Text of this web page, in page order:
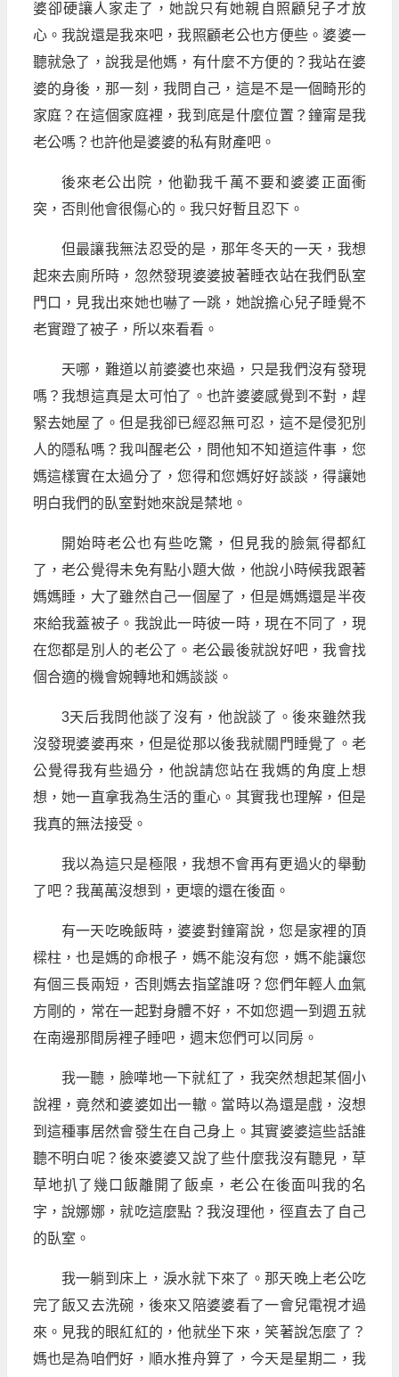
婆卻硬讓人家走了，她說只有她親自照顧兒子才放
心。我說還是我來吧，我照顧老公也方便些。婆婆一
聽就急了，說我是他媽，有什麼不方便的？我站在婆
婆的身後，那一刻，我問自己，這是不是一個畸形的
家庭？在這個家庭裡，我到底是什麼位置？鐘甯是我
老公嗎？也許他是婆婆的私有財產吧。
後來老公出院，他勸我千萬不要和婆婆正面衝
突，否則他會很傷心的。我只好暫且忍下。
但最讓我無法忍受的是，那年冬天的一天，我想
起來去廁所時，忽然發現婆婆披著睡衣站在我們臥室
門口，見我出來她也嚇了一跳，她說擔心兒子睡覺不
老實蹬了被子，所以來看看。
天哪，難道以前婆婆也來過，只是我們沒有發現
嗎？我想這真是太可怕了。也許婆婆感覺到不對，趕
緊去她屋了。但是我卻已經忍無可忍，這不是侵犯別
人的隱私嗎？我叫醒老公，問他知不知道這件事，您
媽這樣實在太過分了，您得和您媽好好談談，得讓她
明白我們的臥室對她來說是禁地。
開始時老公也有些吃驚，但見我的臉氣得都紅
了，老公覺得未免有點小題大做，他說小時候我跟著
媽媽睡，大了雖然自己一個屋了，但是媽媽還是半夜
來給我蓋被子。我說此一時彼一時，現在不同了，現
在您都是別人的老公了。老公最後就說好吧，我會找
個合適的機會婉轉地和媽談談。
3天后我問他談了沒有，他說談了。後來雖然我
沒發現婆婆再來，但是從那以後我就關門睡覺了。老
公覺得我有些過分，他說請您站在我媽的角度上想
想，她一直拿我為生活的重心。其實我也理解，但是
我真的無法接受。
我以為這只是極限，我想不會再有更過火的舉動
了吧？我萬萬沒想到，更壞的還在後面。
有一天吃晚飯時，婆婆對鐘甯說，您是家裡的頂
樑柱，也是媽的命根子，媽不能沒有您，媽不能讓您
有個三長兩短，否則媽去指望誰呀？您們年輕人血氣
方剛的，常在一起對身體不好，不如您週一到週五就
在南邊那間房裡子睡吧，週末您們可以同房。
我一聽，臉嘩地一下就紅了，我突然想起某個小
說裡，竟然和婆婆如出一轍。當時以為還是戲，沒想
到這種事居然會發生在自己身上。其實婆婆這些話誰
聽不明白呢？後來婆婆又說了些什麼我沒有聽見，草
草地扒了幾口飯離開了飯桌，老公在後面叫我的名
字，說娜娜，就吃這麼點？我沒理他，徑直去了自己
的臥室。
我一躺到床上，淚水就下來了。那天晚上老公吃
完了飯又去洗碗，後來又陪婆婆看了一會兒電視才過
來。見我的眼紅紅的，他就坐下來，笑著說怎麼了？
媽也是為咱們好，順水推舟算了，今天是星期二，我